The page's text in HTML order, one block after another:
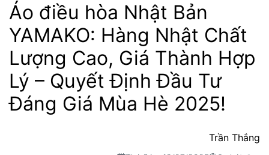
Áo điều hòa Nhật Bản
YAMAKO: Hàng Nhật Chất
Lượng Cao, Giá Thành Hợp
Lý – Quyết Định Đầu Tư
Đáng Giá Mùa Hè 2025!
Trần Thắng